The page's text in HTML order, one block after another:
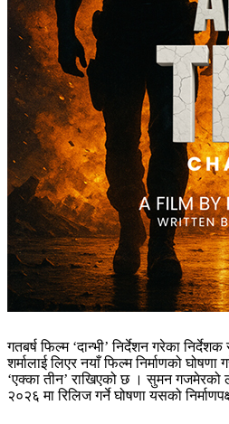
गतबर्ष फिल्म ‘दान्भी’ निर्देशन गरेका
शर्मालाई लिएर नयाँ फिल्म निर्माणको
‘एक्का तीन’ राखिएको छ । सुमन
२०२६ मा रिलिज गर्ने घोषणा यसको